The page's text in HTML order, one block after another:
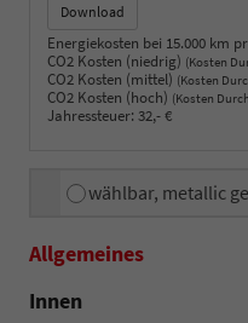
Download
Energiekosten bei 15.000 km
CO2 Kosten (niedrig) (Kosten
CO2 Kosten (mittel) (Kosten
CO2 Kosten (hoch) (Kosten
Jahressteuer: 32,- €
wählbar, metallic
Allgemeines
Innen